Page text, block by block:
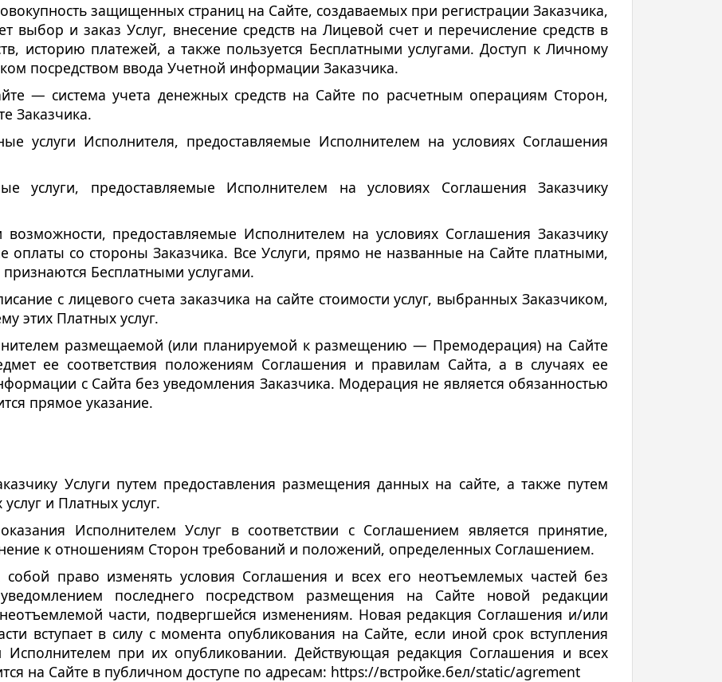
защищенных страниц на Cайте, создаваемых при регистрации Заказчика,
выбор и заказ Услуг, внесение средств на Лицевой счет и перечисление средств в
историю платежей, а также пользуется Бесплатными услугами. Доступ к Личному
посредством ввода Учетной информации Заказчика.
— система учета денежных средств на Сайте по расчетным операциям Сторон,
Заказчика.
услуги Исполнителя, предоставляемые Исполнителем на условиях Соглашения
услуги, предоставляемые Исполнителем на условиях Соглашения Заказчику
предоставляемые Исполнителем на условиях Соглашения Заказчику
оплаты со стороны Заказчика. Все Услуги, прямо не названные на Сайте платными,
Бесплатными услугами.
с лицевого счета заказчика на сайте стоимости услуг, выбранных Заказчиком,
этих Платных услуг.
размещаемой (или планируемой к размещению — Премодерация) на Сайте
ее соответствия положениям Соглашения и правилам Сайта, а в случаях ее
с Сайта без уведомления Заказчика. Модерация не является обязанностью
прямое указание.
Услуги путем предоставления размещения данных на сайте, а также путем
и Платных услуг.
Исполнителем Услуг в соответствии с Соглашением является принятие,
к отношениям Сторон требований и положений, определенных Соглашением.
собой право изменять условия Соглашения и всех его неотъемлемых частей без
последнего посредством размещения на Сайте новой редакции
части, подвергшейся изменениям. Новая редакция Соглашения и/или
вступает в силу с момента опубликования на Сайте, если иной срок вступления
при их опубликовании. Действующая редакция Соглашения и всех
на Сайте в публичном доступе по адресам: https://встройке.бел/static/agrement